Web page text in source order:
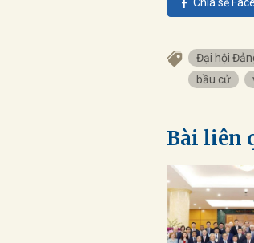
Đại hội
bầu cử
Bài liên